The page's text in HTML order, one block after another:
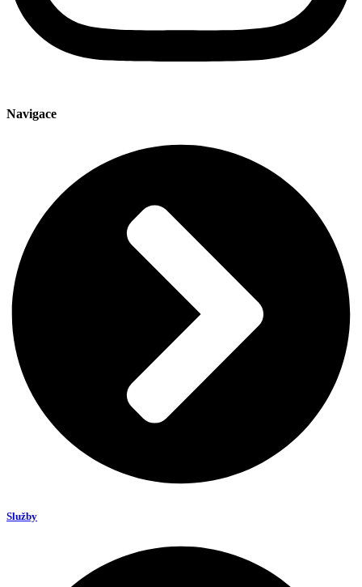
Navigace
Služby